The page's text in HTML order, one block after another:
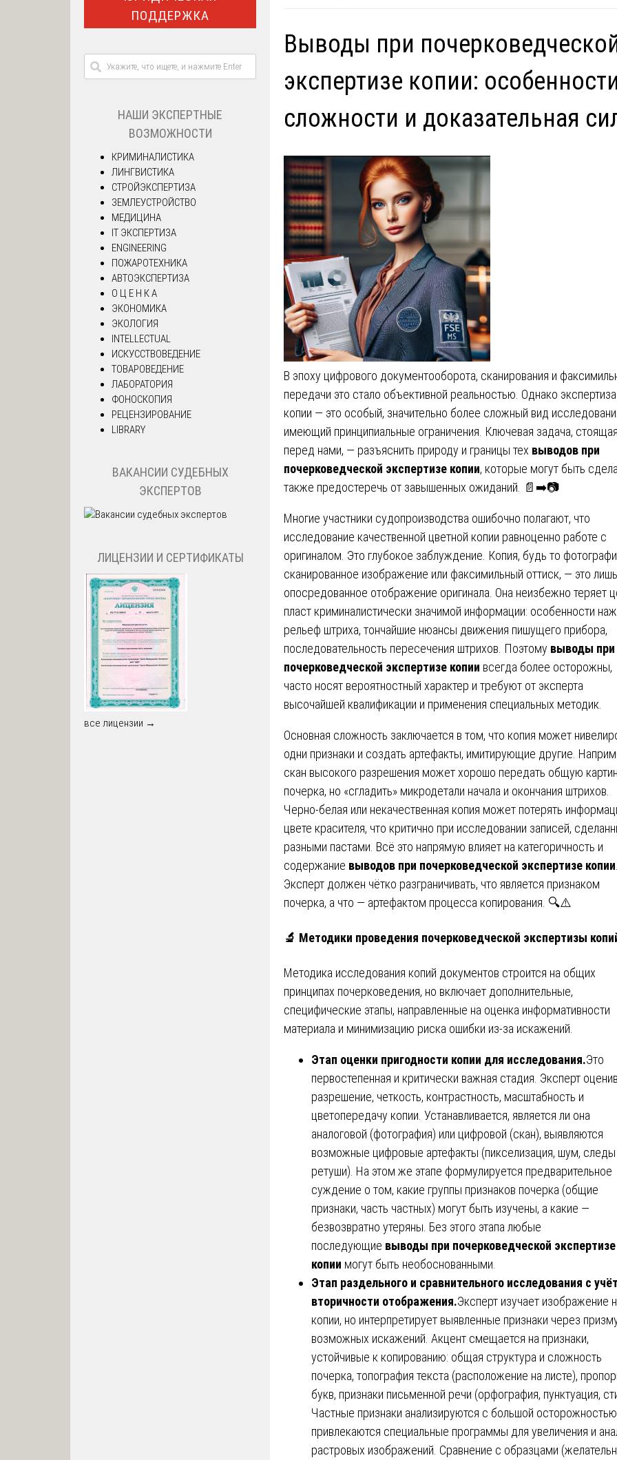
Выводы при
экспертизе копии:
сложности и доказательная
В эпоху цифрового документооборота, сканирования и
передачи это стало объективной реальностью. Однако экспертиза
копии — это особый, значительно более сложный вид
имеющий принципиальные ограничения. Ключевая задача, стоящая
перед нами, — разъяснить природу и границы тех выводов при
почерковедческой экспертизе копии, которые могут быть
также предостеречь от завышенных ожиданий. 📄➡️📷
Многие участники судопроизводства ошибочно полагают, что
исследование качественной цветной копии равноценно работе с
оригиналом. Это глубокое заблуждение. Копия, будь то
сканированное изображение или факсимильный оттиск, — это лишь
опосредованное отображение оригинала. Она неизбежно теряет
пласт криминалистически значимой информации: особенности
рельеф штриха, тончайшие нюансы движения пишущего прибора,
последовательность пересечения штрихов. Поэтому выводы при
почерковедческой экспертизе копии всегда более осторожны,
часто носят вероятностный характер и требуют от эксперта
высочайшей квалификации и применения специальных методик.
Основная сложность заключается в том, что копия может
одни признаки и создать артефакты, имитирующие другие.
скан высокого разрешения может хорошо передать общую
почерка, но «сгладить» микродетали начала и окончания штрихов.
Черно-белая или некачественная копия может потерять
цвете красителя, что критично при исследовании записей,
разными пастами. Всё это напрямую влияет на категоричность и
содержание выводов при почерковедческой экспертизе копии
Эксперт должен чётко разграничивать, что является признаком
почерка, а что — артефактом процесса копирования. 🔍⚠️
🔬 Методики проведения почерковедческой экспертизы
Методика исследования копий документов строится на общих
принципах почерковедения, но включает дополнительные,
специфические этапы, направленные на оценка информативности
материала и минимизацию риска ошибки из-за искажений.
Этап оценки пригодности копии для исследования.Это
первостепенная и критически важная стадия. Эксперт
разрешение, четкость, контрастность, масштабность и
цветопередачу копии. Устанавливается, является ли она
аналоговой (фотография) или цифровой (скан), выявляются
возможные цифровые артефакты (пикселизация, шум, следы
ретуши). На этом же этапе формулируется предварительное
суждение о том, какие группы признаков почерка (общие
признаки, часть частных) могут быть изучены, а какие —
безвозвратно утеряны. Без этого этапа любые
последующие выводы при почерковедческой экспертизе
копии могут быть необоснованными.
Этап раздельного и сравнительного исследования с
вторичности отображения.Эксперт изучает изображение
копии, но интерпретирует выявленные признаки через
возможных искажений. Акцент смещается на признаки,
устойчивые к копированию: общая структура и сложность
почерка, топография текста (расположение на листе),
букв, признаки письменной речи (орфография, пунктуация,
Частные признаки анализируются с большой
привлекаются специальные программы для увеличения и
растровых изображений. Сравнение с образцами
ПОДДЕРЖКА
НАШИ ЭКСПЕРТНЫЕ
ВОЗМОЖНОСТИ
КРИМИНАЛИСТИКА
ЛИНГВИСТИКА
СТРОЙЭКСПЕРТИЗА
ЗЕМЛЕУСТРОЙСТВО
МЕДИЦИНА
IT ЭКСПЕРТИЗА
ENGINEERING
ПОЖАРОТЕХНИКА
АВТОЭКСПЕРТИЗА
О Ц Е Н К А
ЭКОНОМИКА
ЭКОЛОГИЯ
INTELLECTUAL
ИСКУССТВОВЕДЕНИЕ
ТОВАРОВЕДЕНИЕ
ЛАБОРАТОРИЯ
ФОНОСКОПИЯ
РЕЦЕНЗИРОВАНИЕ
LIBRARY
ВАКАНСИИ СУДЕБНЫХ
ЭКСПЕРТОВ
ЛИЦЕНЗИИ И СЕРТИФИКАТЫ
все лицензии →